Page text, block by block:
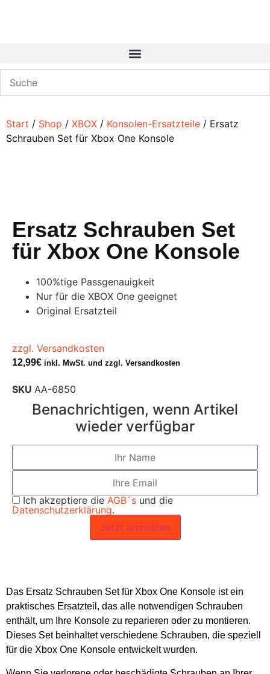
Start / Shop / XBOX / Konsolen-Ersatzteile / Ersatz
Schrauben Set für Xbox One Konsole
Ersatz Schrauben Set
für Xbox One Konsole
100%tige Passgenauigkeit
Nur für die XBOX One geeignet
Original Ersatzteil
zzgl. Versandkosten
12,99€ inkl. MwSt. und zzgl. Versandkosten
SKU AA-6850
Benachrichtigen, wenn Artikel
wieder verfügbar
Ich akzeptiere die AGB´s und die
Datenschutzerklärung.
Jetzt anmelden
Das Ersatz Schrauben Set für Xbox One Konsole ist ein
praktisches Ersatzteil, das alle notwendigen Schrauben
enthält, um Ihre Konsole zu reparieren oder zu montieren.
Dieses Set beinhaltet verschiedene Schrauben, die speziell
für die Xbox One Konsole entwickelt wurden.